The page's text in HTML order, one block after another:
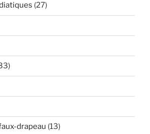
(27)
drapeau (13)